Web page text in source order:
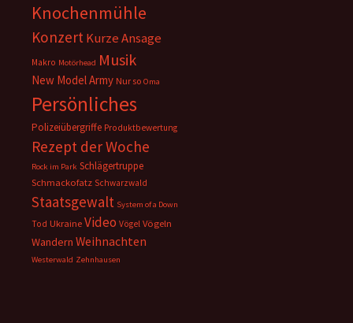
Knochenmühle
Konzert Kurze Ansage
Makro Motörhead Musik
New Model Army Nur so Oma
Persönliches
Polizeiübergriffe Produktbewertung
Rezept der Woche
Rock im Park Schlägertruppe
Schmackofatz Schwarzwald
Staatsgewalt System of a Down
Tod Ukraine Video Vögel Vögeln
Wandern Weihnachten
Westerwald Zehnhausen